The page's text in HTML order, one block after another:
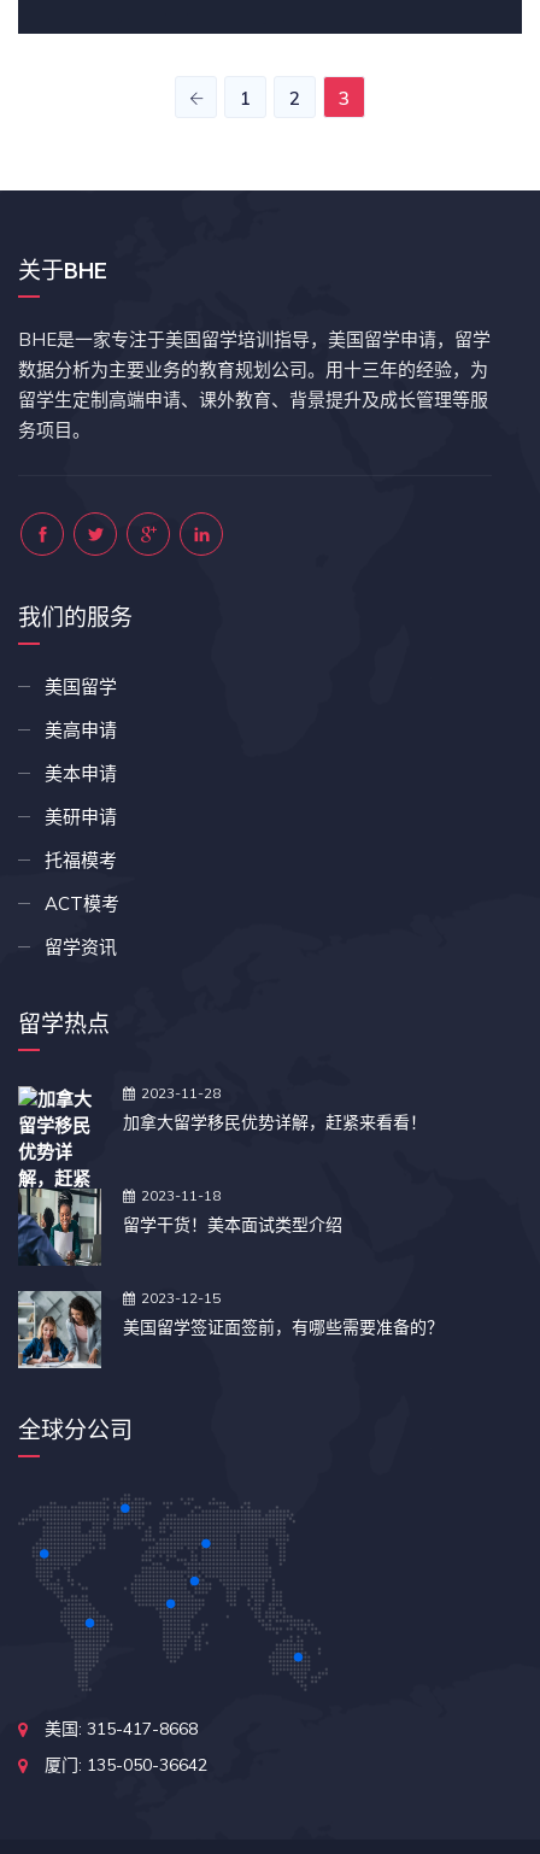
1 2 3
关于BHE
BHE是一家专注于美国留学培训指导，美国留学申请，留学
数据分析为主要业务的教育规划公司。用十三年的经验，为
留学生定制高端申请、课外教育、背景提升及成长管理等服
务项目。
我们的服务
美国留学
美高申请
美本申请
美研申请
托福模考
ACT模考
留学资讯
留学热点
2023-11-28
加拿大留学移民优势详解，赶紧来看看！
2023-11-18
留学干货！美本面试类型介绍
2023-12-15
美国留学签证面签前，有哪些需要准备的？
全球分公司
美国: 315-417-8668
厦门: 135-050-36642